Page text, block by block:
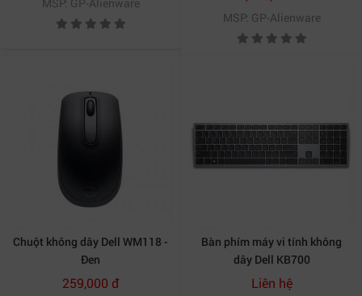
Moon)
MSP: GP-Alienware
Chuột không dây Dell WM118 -
Đen
259,000 đ
Bàn phím máy vi tính không
dây Dell KB700
Liên hệ